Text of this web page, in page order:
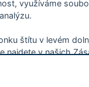
využíváme
štítu v levém
najdete v našich